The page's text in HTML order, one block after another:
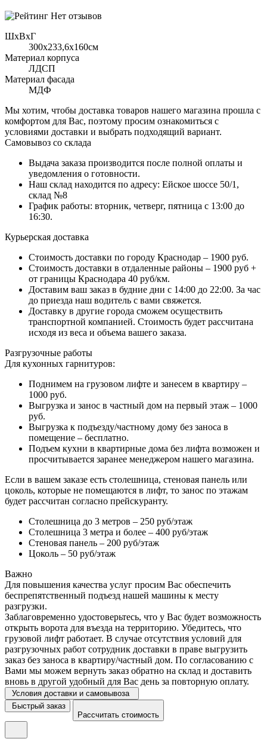
Нет отзывов
ШхВхГ
300x233,6х160см
Материал корпуса
ЛДСП
Материал фасада
МДФ
Мы хотим, чтобы доставка товаров нашего магазина прошла с
комфортом для Вас, поэтому просим ознакомиться с
условиями доставки и выбрать подходящий вариант.
Самовывоз со склада
Выдача заказа производится после полной оплаты и
уведомления о готовности.
Наш склад находится по адресу: Ейское шоссе 50/1,
склад №8
График работы: вторник, четверг, пятница с 13:00 до
16:30.
Курьерская доставка
Стоимость доставки по городу Краснодар – 1900 руб.
Стоимость доставки в отдаленные районы – 1900 руб +
от границы Краснодара 40 руб/км.
Доставим ваш заказ в будние дни с 14:00 до 22:00. За час
до приезда наш водитель с вами свяжется.
Доставку в другие города сможем осуществить
транспортной компанией. Стоимость будет рассчитана
исходя из веса и объема вашего заказа.
Разгрузочные работы
Для кухонных гарнитуров:
Поднимем на грузовом лифте и занесем в квартиру –
1000 руб.
Выгрузка и занос в частный дом на первый этаж – 1000
руб.
Выгрузка к подъезду/частному дому без заноса в
помещение – бесплатно.
Подъем кухни в квартирные дома без лифта возможен и
просчитывается заранее менеджером нашего магазина.
Если в вашем заказе есть столешница, стеновая панель или
цоколь, которые не помещаются в лифт, то занос по этажам
будет рассчитан согласно прейскуранту.
Столешница до 3 метров – 250 руб/этаж
Столешница 3 метра и более – 400 руб/этаж
Стеновая панель – 200 руб/этаж
Цоколь – 50 руб/этаж
Важно
Для повышения качества услуг просим Вас обеспечить
беспрепятственный подъезд нашей машины к месту
разгрузки.
Заблаговременно удостоверьтесь, что у Вас будет возможность
открыть ворота для въезда на территорию. Убедитесь, что
грузовой лифт работает. В случае отсутствия условий для
разгрузочных работ сотрудник доставки в праве выгрузить
заказ без заноса в квартиру/частный дом. По согласованию с
Вами мы можем вернуть заказ обратно на склад и доставить
вновь в другой удобный для Вас день за повторную оплату.
Условия доставки и самовывоза
Быстрый заказ
Рассчитать стоимость